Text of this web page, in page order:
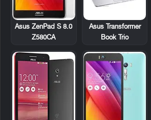
Asus Transformer
Book Trio
Asus ZenPad S 8.0
Z580CA